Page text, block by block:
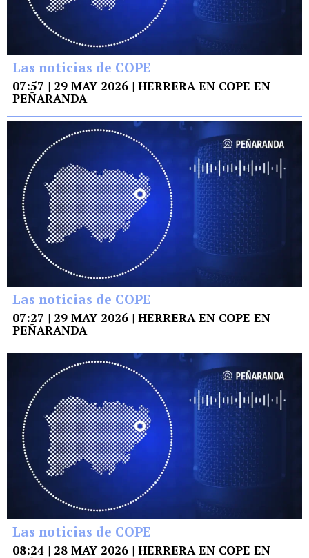
Las noticias de COPE
07:57 | 29 MAY 2026 | HERRERA EN COPE EN
PEÑARANDA
Las noticias de COPE
07:27 | 29 MAY 2026 | HERRERA EN COPE EN
PEÑARANDA
Las noticias de COPE
08:24 | 28 MAY 2026 | HERRERA EN COPE EN